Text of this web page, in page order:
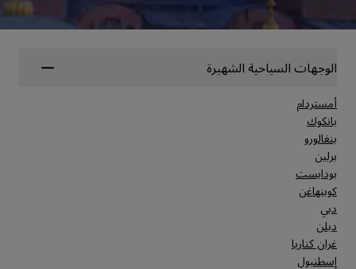
الوجهات السياحية الشهيرة
أمستردام
بانكوك
بنغالورو
برلين
بودابست
كوبنهاغن
دبي
دبلن
غران كناريا
إسطنبول